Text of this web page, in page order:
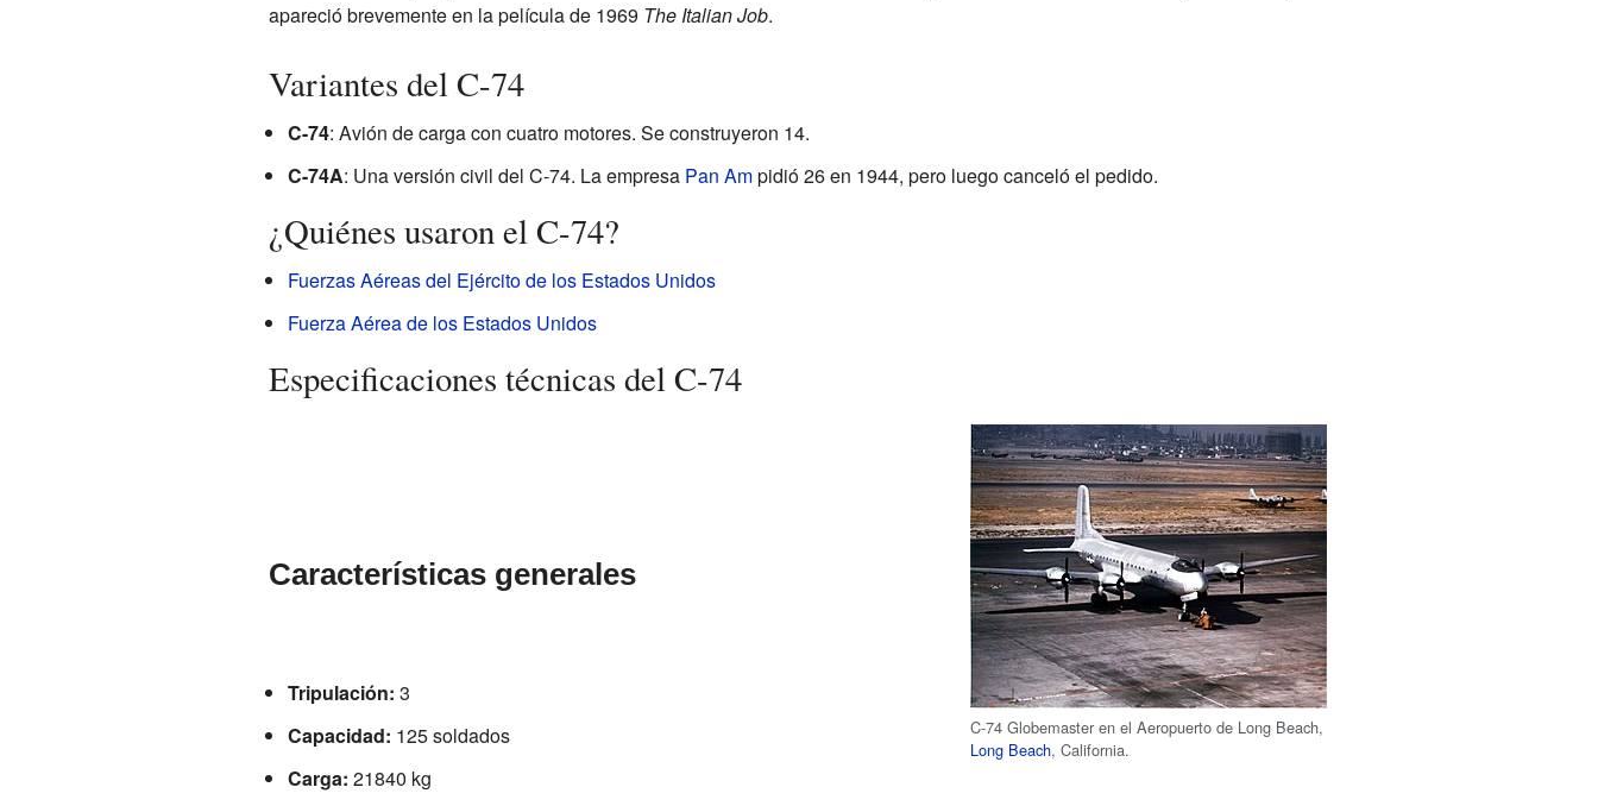
apareció brevemente en la película de 1969 The Italian Job.
Variantes del C-74
C-74: Avión de carga con cuatro motores. Se construyeron 14.
C-74A: Una versión civil del C-74. La empresa Pan Ampidió 26 en 1944, pero luego canceló el pedido.
¿Quiénes usaron el C-74?
Fuerzas Aéreas del Ejército de los Estados Unidos
Fuerza Aérea de los Estados Unidos
Especificaciones técnicas del C-74
C-74 Globemaster en el Aeropuerto de Long Beach,
Long Beach, California.
Características generales
Tripulación: 3
Capacidad: 125 soldados
Carga: 21840 kg